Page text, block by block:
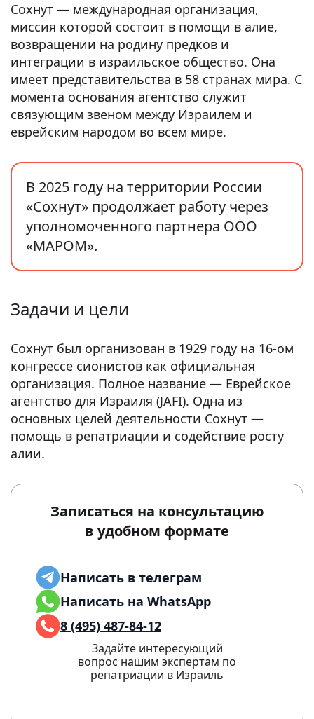
Сохнут — международная организация,
миссия которой состоит в помощи в алие,
возвращении на родину предков и
интеграции в израильское общество. Она
имеет представительства в 58 странах мира. С
момента основания агентство служит
связующим звеном между Израилем и
еврейским народом во всем мире.
В 2025 году на территории России
«Сохнут» продолжает работу через
уполномоченного партнера ООО
«МАРОМ».
Задачи и цели
Сохнут был организован в 1929 году на 16-ом
конгрессе сионистов как официальная
организация. Полное название — Еврейское
агентство для Израиля (JAFI). Одна из
основных целей деятельности Сохнут —
помощь в репатриации и содействие росту
алии.
Записаться на консультацию
в удобном формате
Написать в телеграм
Написать на WhatsApp
8 (495) 487-84-12
Задайте интересующий
вопрос нашим экспертам по
репатриации в Израиль